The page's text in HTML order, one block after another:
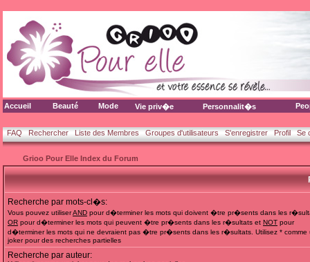
Accueil Beauté Mode Vie priv�e Personnalit�s
FAQ Rechercher Liste des Membres Groupes d'utilisateurs S'enregistrer Profil Se
Grioo Pour Elle Index du Forum
Recherche par mots-cl�s:
Vous pouvez utiliserAND pour d�terminer les mots qui doivent �tre pr�sents dans les
OR pour d�terminer les mots qui peuvent �tre pr�sents dans les r�sultats et NOT pour
d�terminer les mots qui ne devraient pas �tre pr�sents dans les r�sultats. Utilisez * comme
joker pour des recherches partielles
Recherche par auteur: